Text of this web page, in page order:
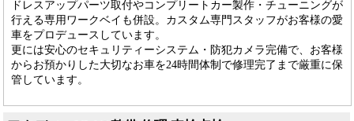
ドレスアップパーツ取付やコンプリートカー製作・チューニングが
行える専用ワークベイも併設。カスタム専門スタッフがお客様の愛
車をプロデュースしています。
更には安心のセキュリティーシステム・防犯カメラ完備で、お客様
からお預かりした大切なお車を24時間体制で修理完了まで厳重に保
管しています。